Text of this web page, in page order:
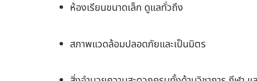
ห้องเรียนขนาดเล็ก ดูแลทั่วถึง
สภาพแวดล้อมปลอดภัยและเป็นมิตร